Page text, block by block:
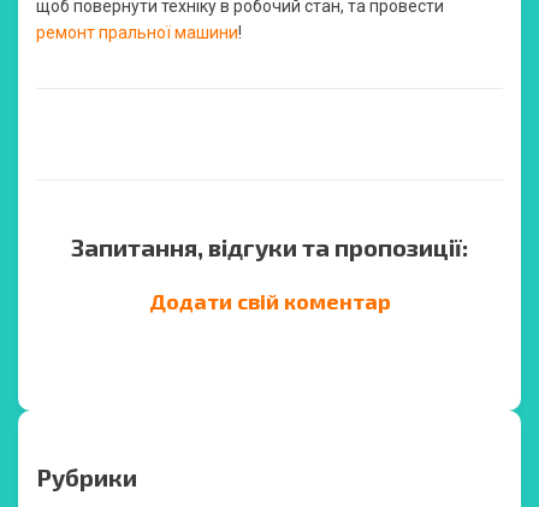
щоб повернути техніку в робочий стан, та провести
ремонт пральної машини!
Запитання, відгуки та пропозиції:
Додати свій коментар
Рубрики